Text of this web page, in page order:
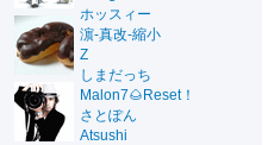
ホッスィー
濵-真改-縮小
Z
しまだっち
Malon7🌰Reset！
さとぽん
Atsushi